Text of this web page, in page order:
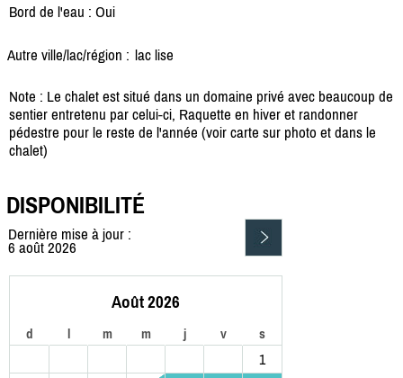
Bord de l'eau : Oui
Autre ville/lac/région : lac lise
Note : Le chalet est situé dans un domaine privé avec beaucoup de
sentier entretenu par celui-ci, Raquette en hiver et randonner
pédestre pour le reste de l'année (voir carte sur photo et dans le
chalet)
DISPONIBILITÉ
Dernière mise à jour :
6 août 2026
Août 2026
d l m m j v s
1